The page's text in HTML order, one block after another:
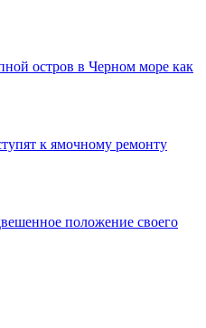
остров в Черном море как
к ямочному ремонту
положение своего